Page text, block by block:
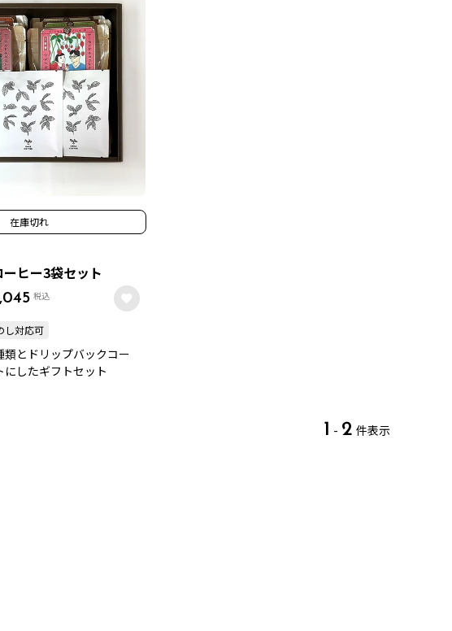
在庫切れ
ヒー3袋セット
税込
し対応可
とドリップバックコー
にしたギフトセット
1 - 2 件表示